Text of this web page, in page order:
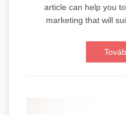
article can help you
marketing that will